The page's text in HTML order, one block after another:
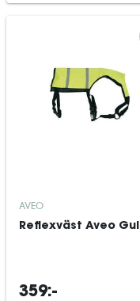
AVEO
Reflexväst Aveo Gul
359:-